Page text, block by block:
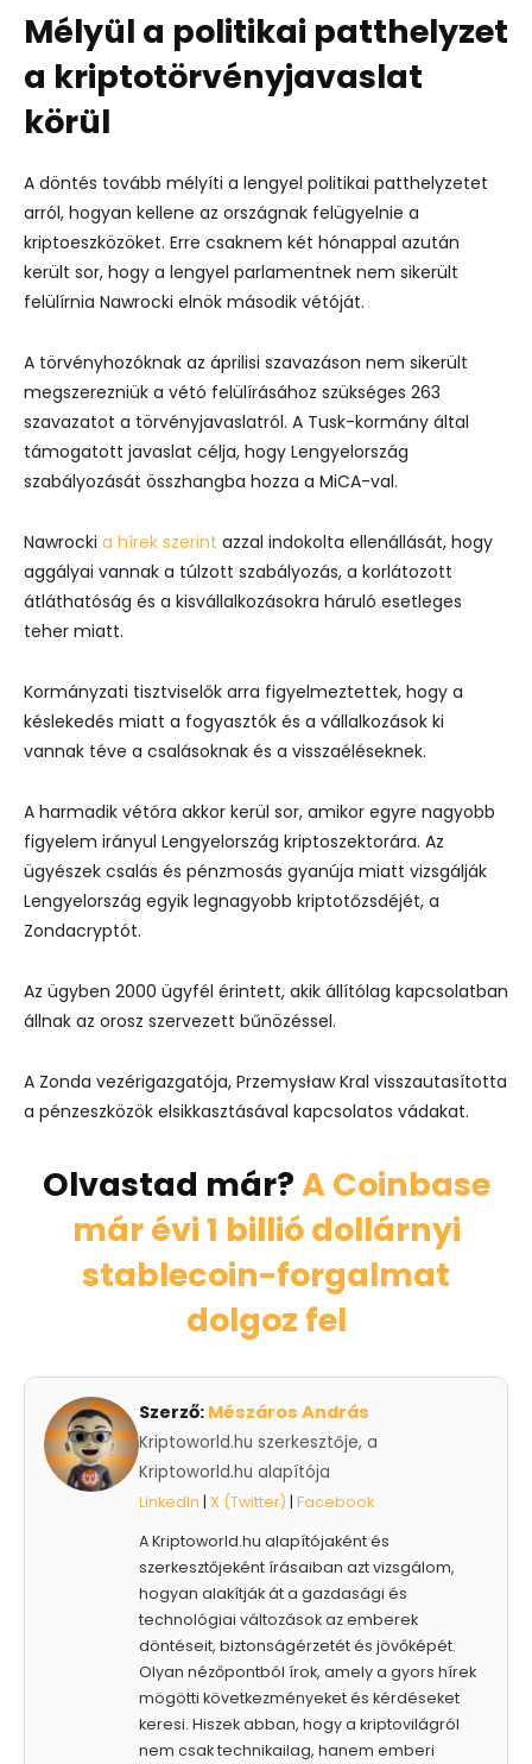
Mélyül a politikai patthelyzet
a kriptotörvényjavaslat
körül
A döntés tovább mélyíti a lengyel politikai patthelyzetet
arról, hogyan kellene az országnak felügyelnie a
kriptoeszközöket. Erre csaknem két hónappal azután
került sor, hogy a lengyel parlamentnek nem sikerült
felülírnia Nawrocki elnök második vétóját.
A törvényhozóknak az áprilisi szavazáson nem sikerült
megszerezniük a vétó felülírásához szükséges 263
szavazatot a törvényjavaslatról. A Tusk-kormány által
támogatott javaslat célja, hogy Lengyelország
szabályozását összhangba hozza a MiCA-val.
Nawrocki a hírek szerint azzal indokolta ellenállását, hogy
aggályai vannak a túlzott szabályozás, a korlátozott
átláthatóság és a kisvállalkozásokra háruló esetleges
teher miatt.
Kormányzati tisztviselők arra figyelmeztettek, hogy a
késlekedés miatt a fogyasztók és a vállalkozások ki
vannak téve a csalásoknak és a visszaéléseknek.
A harmadik vétóra akkor kerül sor, amikor egyre nagyobb
figyelem irányul Lengyelország kriptoszektorára. Az
ügyészek csalás és pénzmosás gyanúja miatt vizsgálják
Lengyelország egyik legnagyobb kriptotőzsdéjét, a
Zondacryptót.
Az ügyben 2000 ügyfél érintett, akik állítólag kapcsolatban
állnak az orosz szervezett bűnözéssel.
A Zonda vezérigazgatója, Przemysław Kral visszautasította
a pénzeszközök elsikkasztásával kapcsolatos vádakat.
Olvastad már?A Coinbase
már évi 1 billió dollárnyi
stablecoin-forgalmat
dolgoz fel
Szerző: Mészáros András
Kriptoworld.hu szerkesztője, a
Kriptoworld.hu alapítója
LinkedIn | X (Twitter) | Facebook
A Kriptoworld.hu alapítójaként és
szerkesztőjeként írásaiban azt vizsgálom,
hogyan alakítják át a gazdasági és
technológiai változások az emberek
döntéseit, biztonságérzetét és jövőképét.
Olyan nézőpontból írok, amely a gyors hírek
mögötti következményeket és kérdéseket
keresi. Hiszek abban, hogy a kriptovilágról
nem csak technikailag, hanem emberi